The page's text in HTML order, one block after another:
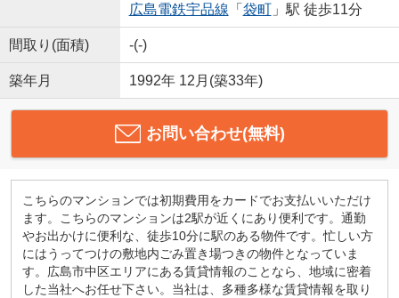
広島電鉄宇品線 「 袋町」駅 徒歩11分
間取り(面積) -(-)
築年月 1992年 12月(築33年)
お問い合わせ(無料)
こちらのマンションでは初期費用をカードでお支払いいただけ
ます。こちらのマンションは2駅が近くにあり便利です。通勤
やお出かけに便利な、徒歩10分に駅のある物件です。忙しい方
にはうってつけの敷地内ごみ置き場つきの物件となっていま
す。広島市中区エリアにある賃貸情報のことなら、地域に密着
した当社へお任せ下さい。当社は、多種多様な賃貸情報を取り